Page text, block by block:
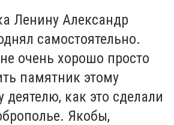
Ленину Александр
самостоятельно.
очень хорошо просто
памятник этому
деятелю, как это сделали
Якобы,